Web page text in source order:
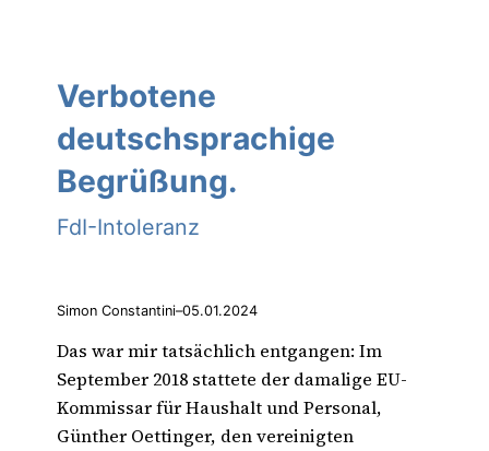
Verbotene
deutschsprachige
Begrüßung.
FdI-Intoleranz
Simon Constantini–05.01.2024
Das war mir tatsächlich entgangen: Im
September 2018 stattete der damalige EU-
Kommissar für Haushalt und Personal,
Günther Oettinger, den vereinigten